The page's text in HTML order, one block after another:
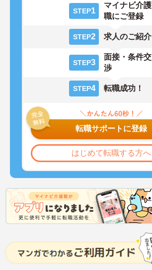
STEP1
マイナビ介護
職にご登録
STEP2 求人のご紹介
STEP3
面接・条件交
渉
STEP4 転職成功！
転職サポートに登録
はじめて転職する方へ